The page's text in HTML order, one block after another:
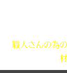
職人さんの為